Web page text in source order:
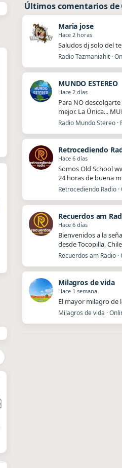
Últimos comentarios de
Maria jose
Hace 2 horas
Saludos dj solo del
Radio Tazmaniahit ·
MUNDO ESTEREO
Hace 2 días
Para NO
mejor. La Única...
Radio Mundo Stereo ·
Retrocediendo
Hace 6 días
Somos Old School
24 horas de buena
Retrocediendo Radio ·
Recuerdos am
Hace 6 días
Bienvenidos a la
desde Tocopilla,
Recuerdos am Radio ·
Milagros de vida
Hace 1 semana
El mayor milagro de
Milagros de vida ·